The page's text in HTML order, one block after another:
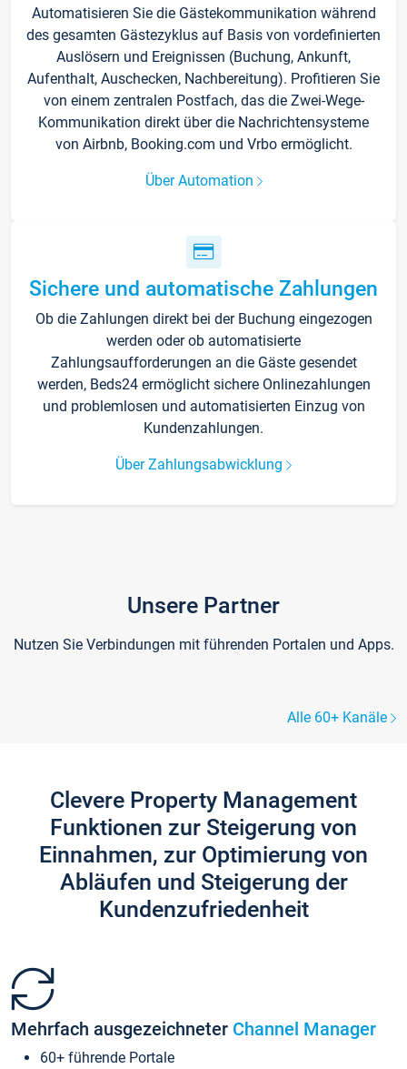
Automatisieren Sie die Gästekommunikation während
des gesamten Gästezyklus auf Basis von vordefinierten
Auslösern und Ereignissen (Buchung, Ankunft,
Aufenthalt, Auschecken, Nachbereitung). Profitieren Sie
von einem zentralen Postfach, das die Zwei-Wege-
Kommunikation direkt über die Nachrichtensysteme
von Airbnb, Booking.com und Vrbo ermöglicht.
Über Automation
Sichere und automatische Zahlungen
Ob die Zahlungen direkt bei der Buchung eingezogen
werden oder ob automatisierte
Zahlungsaufforderungen an die Gäste gesendet
werden, Beds24 ermöglicht sichere Onlinezahlungen
und problemlosen und automatisierten Einzug von
Kundenzahlungen.
Über Zahlungsabwicklung
Unsere Partner
Nutzen Sie Verbindungen mit führenden Portalen und Apps.
Alle 60+ Kanäle
Clevere Property Management
Funktionen zur Steigerung von
Einnahmen, zur Optimierung von
Abläufen und Steigerung der
Kundenzufriedenheit
Mehrfach ausgezeichneter Channel Manager
60+ führende Portale